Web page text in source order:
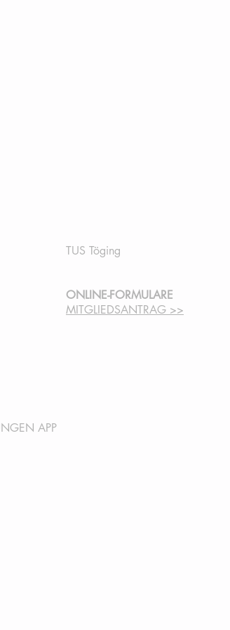
APP
TUS Töging
ONLINE-FORMULARE
MITGLIEDSANTRAG >>